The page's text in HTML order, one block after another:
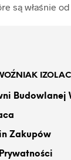
właśnie
Budowlanej
Zakupów